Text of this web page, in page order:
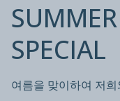
SPECIAL
여름을 맞이하여 저